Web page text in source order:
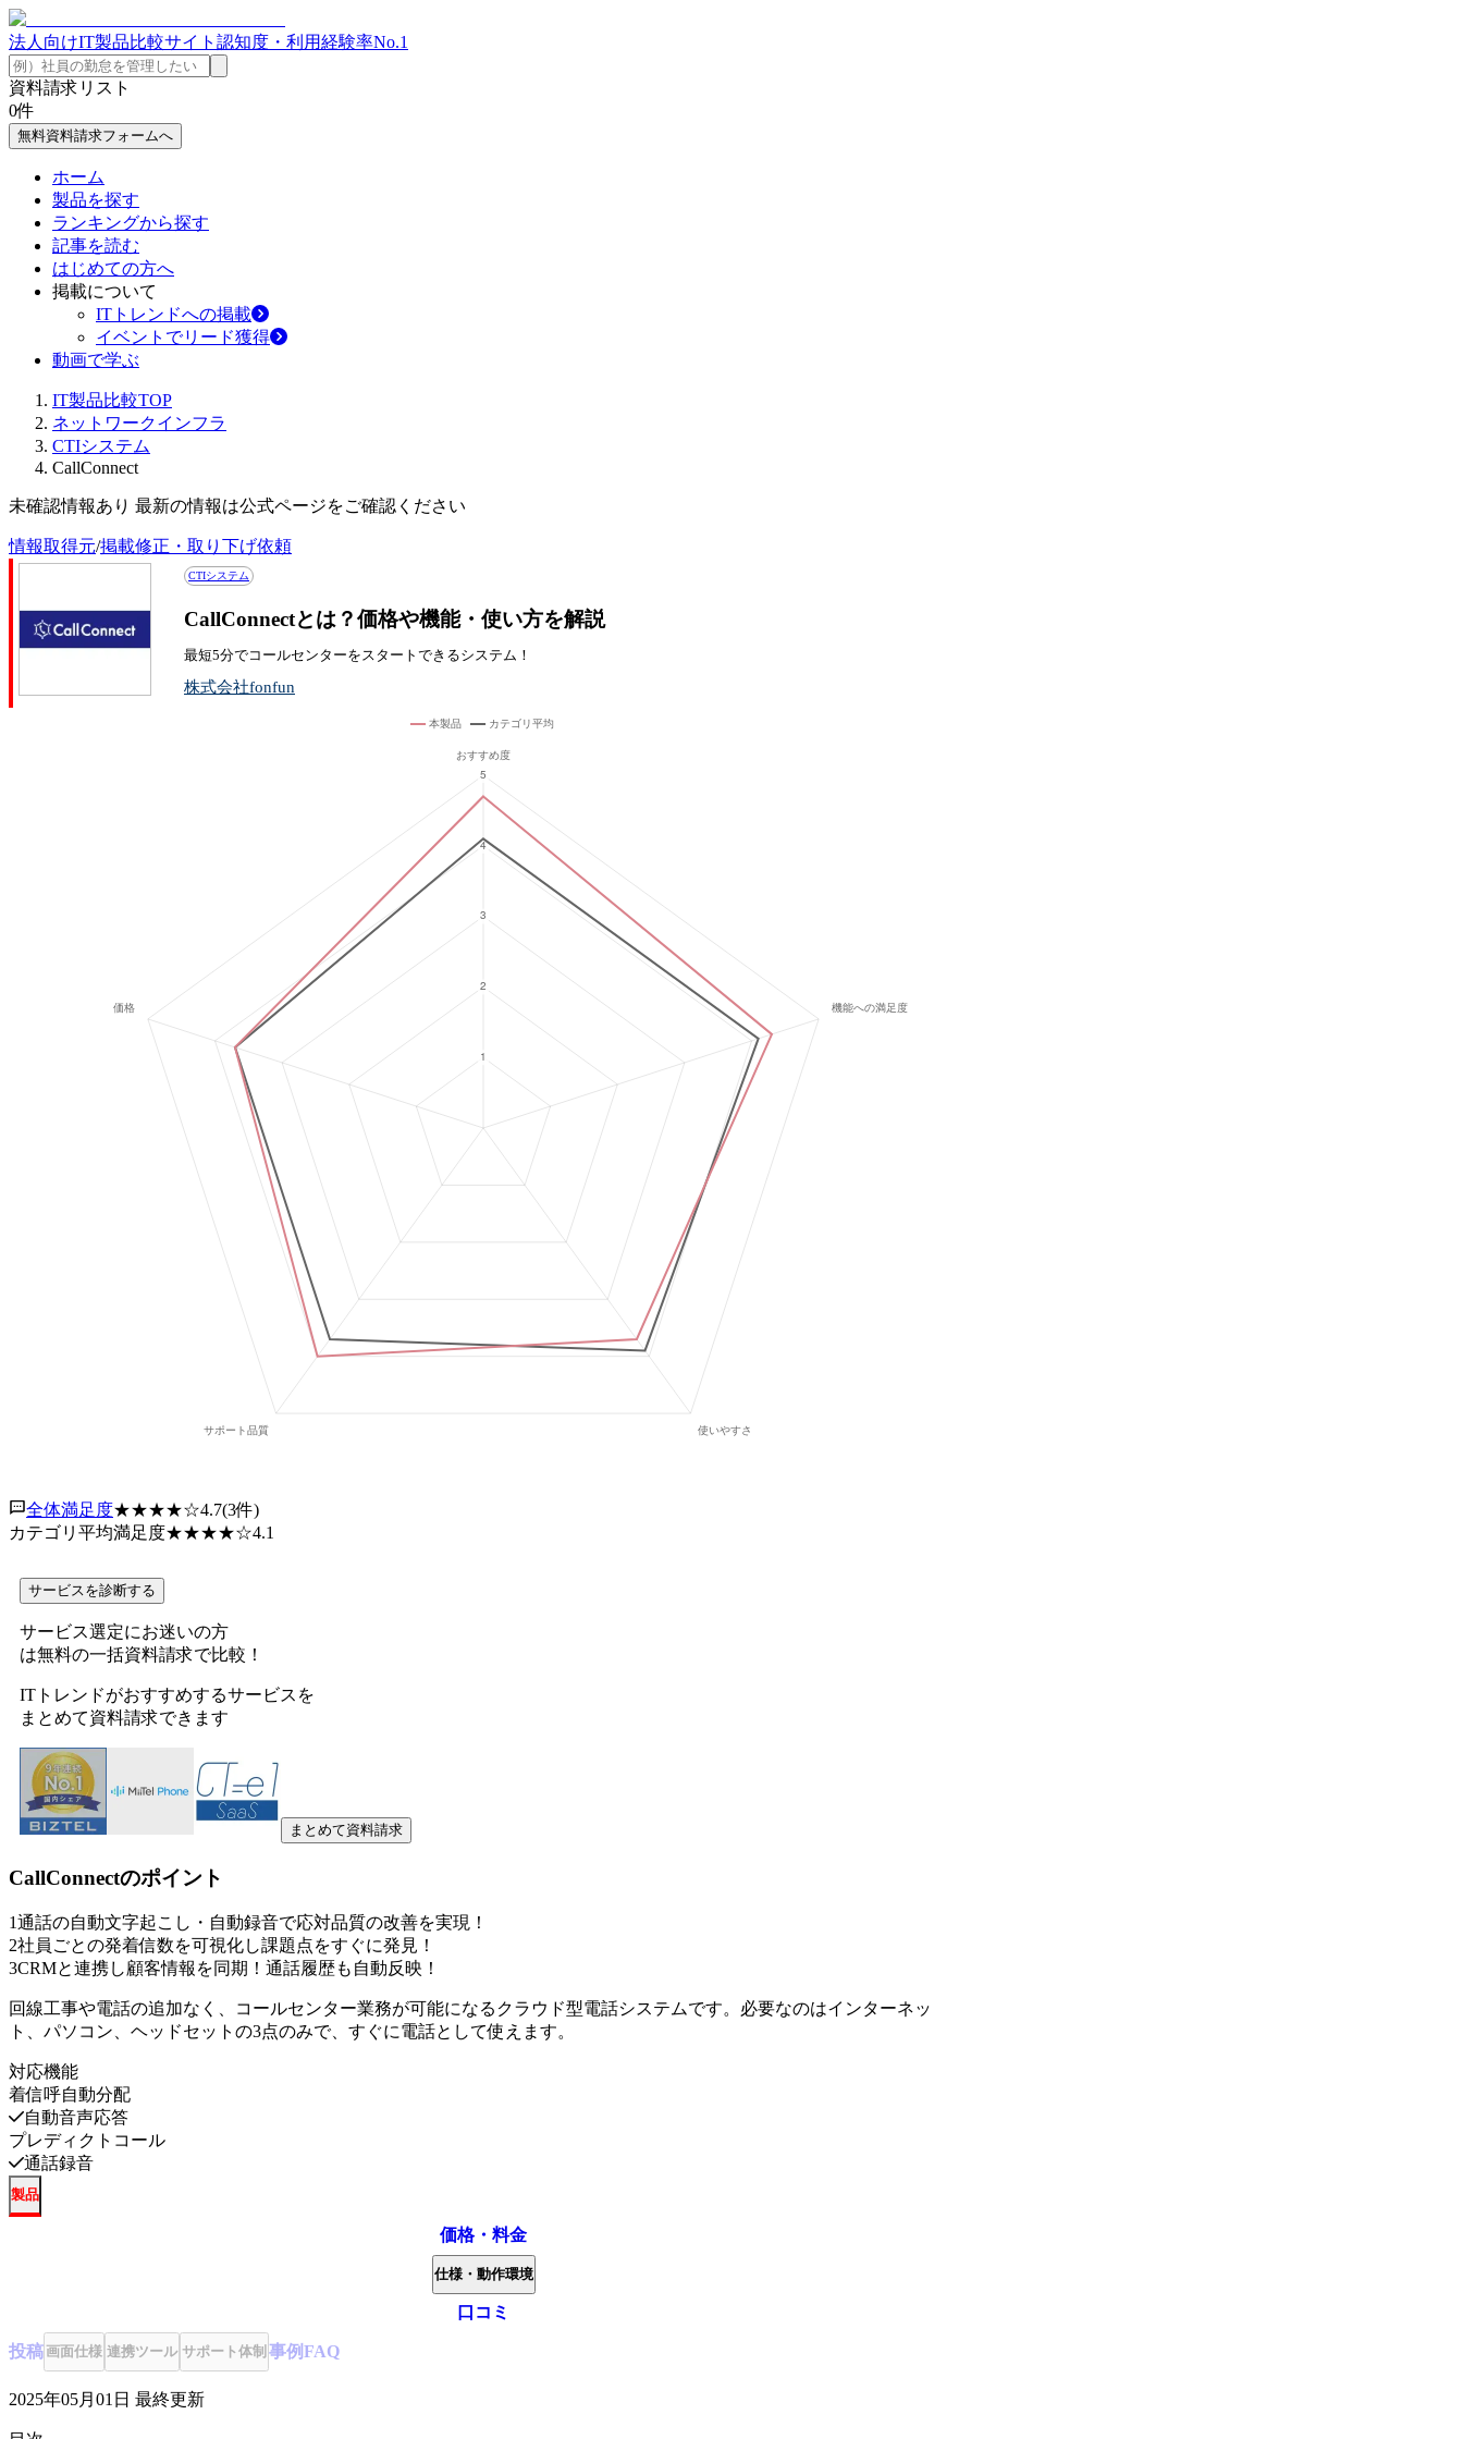
法人向けIT製品比較サイト 認知度・利用経験率No.1
資料請求リスト
0件
無料資料請求フォームへ
ホーム
製品を探す
ランキングから探す
記事を読む
はじめての方へ
掲載について
ITトレンドへの掲載
イベントでリード獲得
動画で学ぶ
IT製品比較TOP
ネットワークインフラ
CTIシステム
CallConnect
未確認情報あり 最新の情報は公式ページをご確認ください
情報取得元/掲載修正・取り下げ依頼
CTIシステム
CallConnectとは？価格や機能・使い方を解説
最短5分でコールセンターをスタートできるシステム！
株式会社fonfun
全体満足度★★★★☆4.7(3件)
カテゴリ平均満足度★★★★☆4.1
サービスを診断する
サービス選定にお迷いの方
は無料の一括資料請求で比較！
ITトレンドがおすすめするサービスを
まとめて資料請求できます
まとめて資料請求
CallConnectのポイント
1通話の自動文字起こし・自動録音で応対品質の改善を実現！
2社員ごとの発着信数を可視化し課題点をすぐに発見！
3CRMと連携し顧客情報を同期！通話履歴も自動反映！
回線工事や電話の追加なく、コールセンター業務が可能になるクラウド型電話システムです。必要なのはインターネッ
ト、パソコン、ヘッドセットの3点のみで、すぐに電話として使えます。
対応機能
着信呼自動分配
自動音声応答
プレディクトコール
通話録音
製品
価格・料金
仕様・動作環境
口コミ
投稿画面仕様 連携ツール サポート体制 事例FAQ
2025年05月01日 最終更新